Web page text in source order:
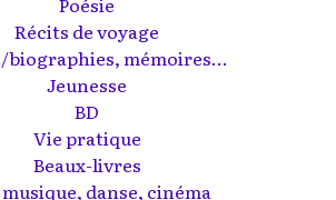
Récits de voyage
biographies, mémoires...
Jeunesse
BD
Vie pratique
Beaux-livres
danse, cinéma